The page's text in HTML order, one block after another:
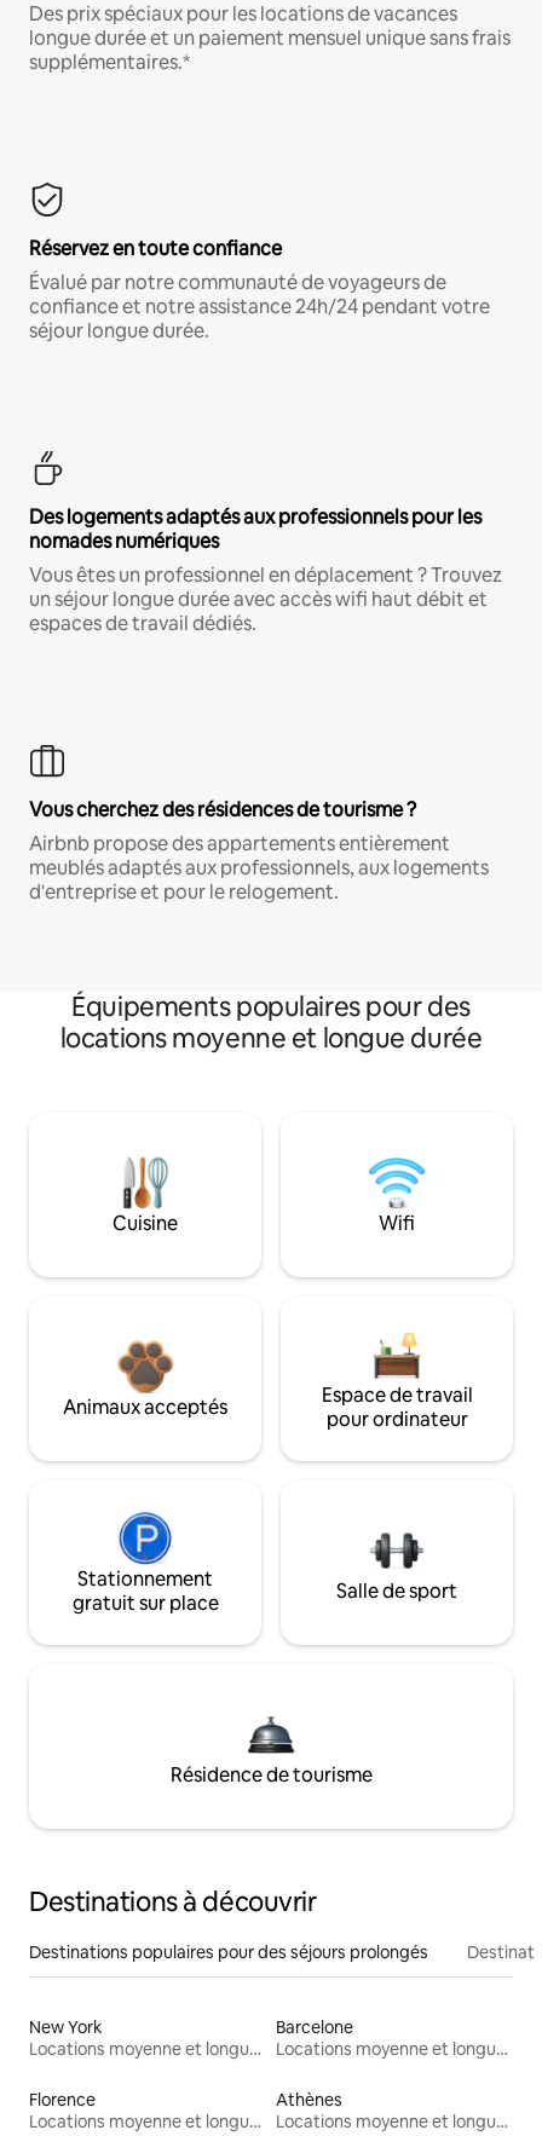
Des prix spéciaux pour les locations de vacances
longue durée et un paiement mensuel unique sans frais
supplémentaires.*
Réservez en toute confiance
Évalué par notre communauté de voyageurs de
confiance et notre assistance 24h/24 pendant votre
séjour longue durée.
Des logements adaptés aux professionnels pour les
nomades numériques
Vous êtes un professionnel en déplacement ? Trouvez
un séjour longue durée avec accès wifi haut débit et
espaces de travail dédiés.
Vous cherchez des résidences de tourisme ?
Airbnb propose des appartements entièrement
meublés adaptés aux professionnels, aux logements
d'entreprise et pour le relogement.
Équipements populaires pour des
locations moyenne et longue durée
Cuisine Wifi
Animaux acceptés
Espace de travail
pour ordinateur
Stationnement
gratuit sur place
Salle de sport
Résidence de tourisme
Destinations à découvrir
Destinations populaires pour des séjours prolongés
New York
Locations moyenne et longue durée
Barcelone
Locations moyenne et longue durée
Florence
Locations moyenne et longue durée
Athènes
Locations moyenne et longue durée